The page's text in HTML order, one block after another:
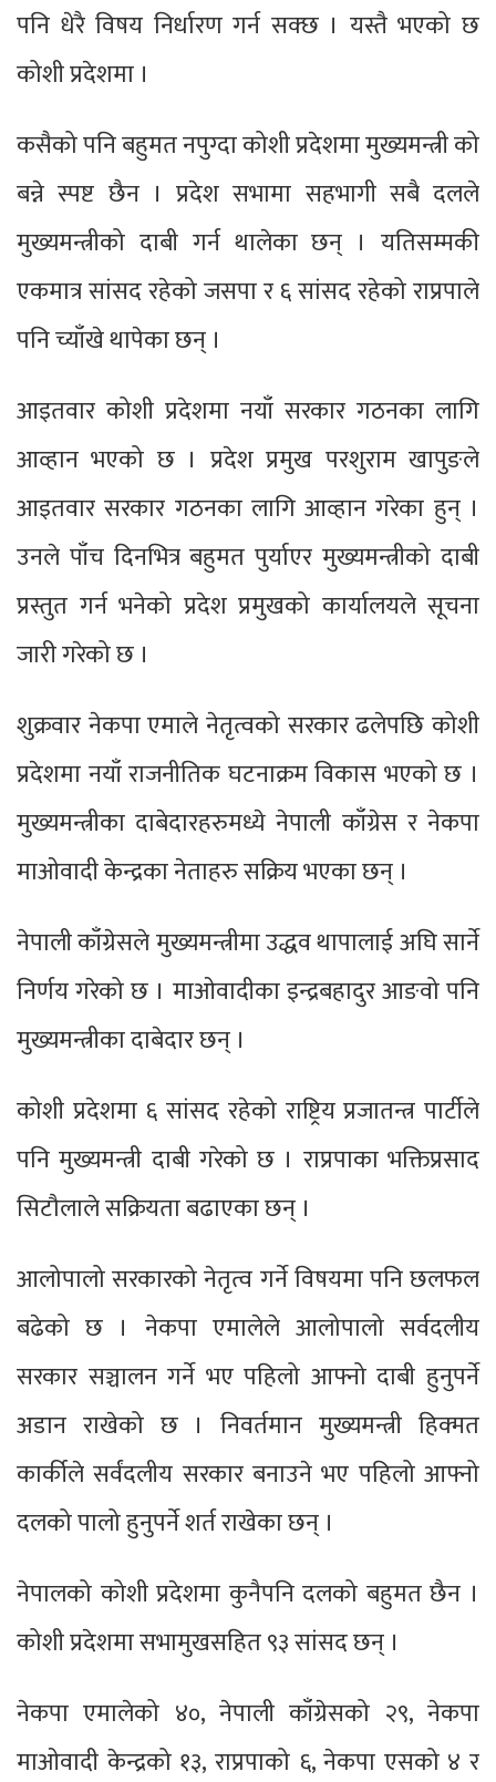
पनि धेरै विषय निर्धारण गर्न सक्छ । यस्तै भएको छ
कोशी प्रदेशमा ।
कसैको पनि बहुमत नपुग्दा कोशी प्रदेशमा मुख्यमन्त्री को
बन्ने स्पष्ट छैन । प्रदेश सभामा सहभागी सबै दलले
मुख्यमन्त्रीको दाबी गर्न थालेका छन् । यतिसम्मकी
एकमात्र सांसद रहेको जसपा र ६ सांसद रहेको राप्रपाले
पनि च्याँखे थापेका छन् ।
आइतवार कोशी प्रदेशमा नयाँ सरकार गठनका लागि
आव्हान भएको छ । प्रदेश प्रमुख परशुराम खापुङले
आइतवार सरकार गठनका लागि आव्हान गरेका हुन् ।
उनले पाँच दिनभित्र बहुमत पुर्याएर मुख्यमन्त्रीको दाबी
प्रस्तुत गर्न भनेको प्रदेश प्रमुखको कार्यालयले सूचना
जारी गरेको छ ।
शुक्रवार नेकपा एमाले नेतृत्वको सरकार ढलेपछि कोशी
प्रदेशमा नयाँ राजनीतिक घटनाक्रम विकास भएको छ ।
मुख्यमन्त्रीका दाबेदारहरुमध्ये नेपाली काँग्रेस र नेकपा
माओवादी केन्द्रका नेताहरु सक्रिय भएका छन् ।
नेपाली काँग्रेसले मुख्यमन्त्रीमा उद्धव थापालाई अघि सार्ने
निर्णय गरेको छ । माओवादीका इन्द्रबहादुर आङवो पनि
मुख्यमन्त्रीका दाबेदार छन् ।
कोशी प्रदेशमा ६ सांसद रहेको राष्ट्रिय प्रजातन्त्र पार्टीले
पनि मुख्यमन्त्री दाबी गरेको छ । राप्रपाका भक्तिप्रसाद
सिटौलाले सक्रियता बढाएका छन् ।
आलोपालो सरकारको नेतृत्व गर्ने विषयमा पनि छलफल
बढेको छ । नेकपा एमालेले आलोपालो सर्वदलीय
सरकार सञ्चालन गर्ने भए पहिलो आफ्नो दाबी हुनुपर्ने
अडान राखेको छ । निवर्तमान मुख्यमन्त्री हिक्मत
कार्कीले सर्वंदलीय सरकार बनाउने भए पहिलो आफ्नो
दलको पालो हुनुपर्ने शर्त राखेका छन् ।
नेपालको कोशी प्रदेशमा कुनैपनि दलको बहुमत छैन ।
कोशी प्रदेशमा सभामुखसहित ९३ सांसद छन् ।
नेकपा एमालेको ४०, नेपाली काँग्रेसको २९, नेकपा
माओवादी केन्द्रको १३, राप्रपाको ६, नेकपा एसको ४ र